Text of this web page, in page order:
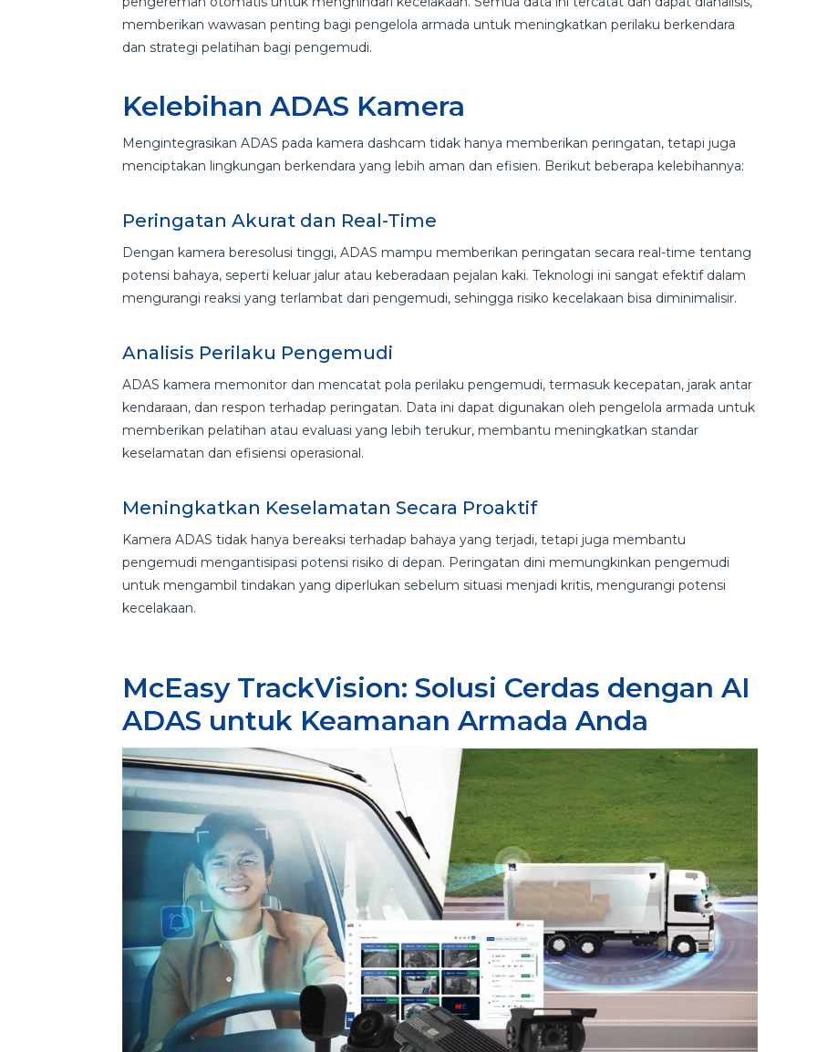
memberikan wawasan penting bagi pengelola armada untuk meningkatkan perilaku berkendara
dan strategi pelatihan bagi pengemudi.
Kelebihan ADAS Kamera
Mengintegrasikan ADAS pada kamera dashcam tidak hanya memberikan peringatan, tetapi juga
menciptakan lingkungan berkendara yang lebih aman dan efisien. Berikut beberapa kelebihannya:
Peringatan Akurat dan Real-Time
Dengan kamera beresolusi tinggi, ADAS mampu memberikan peringatan secara real-time tentang
potensi bahaya, seperti keluar jalur atau keberadaan pejalan kaki. Teknologi ini sangat efektif dalam
mengurangi reaksi yang terlambat dari pengemudi, sehingga risiko kecelakaan bisa diminimalisir.
Analisis Perilaku Pengemudi
ADAS kamera memonitor dan mencatat pola perilaku pengemudi, termasuk kecepatan, jarak antar
kendaraan, dan respon terhadap peringatan. Data ini dapat digunakan oleh pengelola armada untuk
memberikan pelatihan atau evaluasi yang lebih terukur, membantu meningkatkan standar
keselamatan dan efisiensi operasional.
Meningkatkan Keselamatan Secara Proaktif
Kamera ADAS tidak hanya bereaksi terhadap bahaya yang terjadi, tetapi juga membantu
pengemudi mengantisipasi potensi risiko di depan. Peringatan dini memungkinkan pengemudi
untuk mengambil tindakan yang diperlukan sebelum situasi menjadi kritis, mengurangi potensi
kecelakaan.
McEasy TrackVision: Solusi Cerdas dengan AI
ADAS untuk Keamanan Armada Anda